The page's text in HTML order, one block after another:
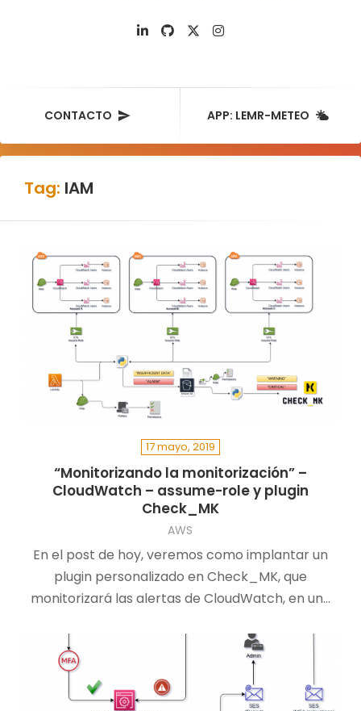
CONTACTO APP: LEMR-METEO
Tag: IAM
17 mayo, 2019
“Monitorizando la monitorización” –
CloudWatch – assume-role y plugin
Check_MK
AWS
En el post de hoy, veremos como implantar un
plugin personalizado en Check_MK, que
monitorizará las alertas de CloudWatch, en un…